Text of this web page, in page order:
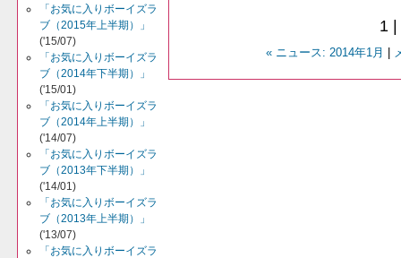
「お気に入りボーイズラ
ブ（2015年上半期）」
('15/07)
「お気に入りボーイズラ
ブ（2014年下半期）」
('15/01)
「お気に入りボーイズラ
ブ（2014年上半期）」
('14/07)
「お気に入りボーイズラ
ブ（2013年下半期）」
('14/01)
「お気に入りボーイズラ
ブ（2013年上半期）」
('13/07)
「お気に入りボーイズラ
1 |
« ニュース: 2014年1月 |